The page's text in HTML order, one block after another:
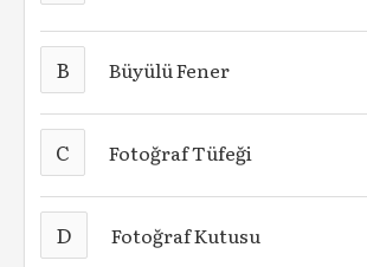
B Büyülü Fener
C Fotoğraf Tüfeği
D Fotoğraf Kutusu